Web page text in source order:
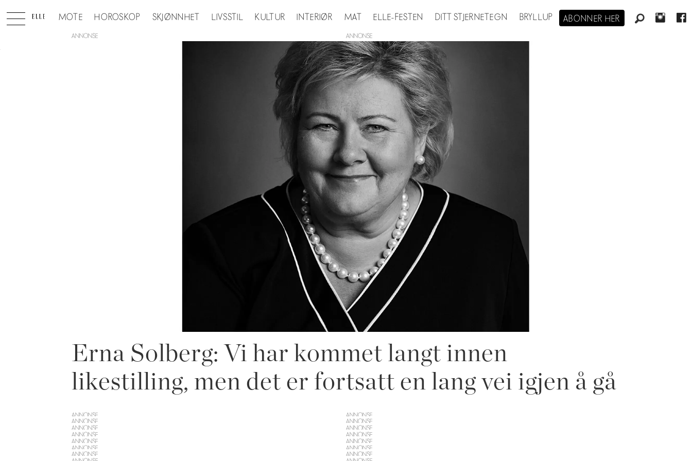
MOTE HOROSKOP SKJØNNHET LIVSSTIL KULTUR INTERIØR MAT ELLE-FESTEN DITT STJERNETEGN BRYLLUP ABONNER HER
Tag:
ANNONSE
Erna Solberg: Vi har kommet langt innen
likestilling, men det er fortsatt en lang vei igjen å gå
ANNONSE
ANNONSE
ANNONSE
ANNONSE
ANNONSE
ANNONSE
ANNONSE